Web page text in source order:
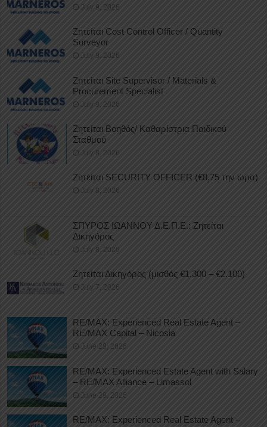
July 9, 2026
Ζητείται Cost Control Officer / Quantity
Surveyor
July 9, 2026
Ζητείται Site Supervisor / Materials &
Procurement Specialist
July 9, 2026
Ζητείται Βοηθός/ Καθαρίστρια Παιδικού
Σταθμού
July 8, 2026
Ζητείται SECURITY OFFICER (€8,75 την ώρα)
July 8, 2026
ΣΠΥΡΟΣ ΙΩΑΝΝΟΥ Δ.Ε.Π.Ε.: Ζητείται
Δικηγόρος
July 8, 2026
Ζητείται Δικηγόρος (μισθός €1.300 – €2.100)
July 7, 2026
RE/MAX: Experienced Real Estate Agent –
RE/MAX Capital – Nicosia
June 29, 2026
RE/MAX: Experienced Estate Agent with Salary
– RE/MAX Alliance – Limassol
June 29, 2026
RE/MAX: Experienced Real Estate Agent –